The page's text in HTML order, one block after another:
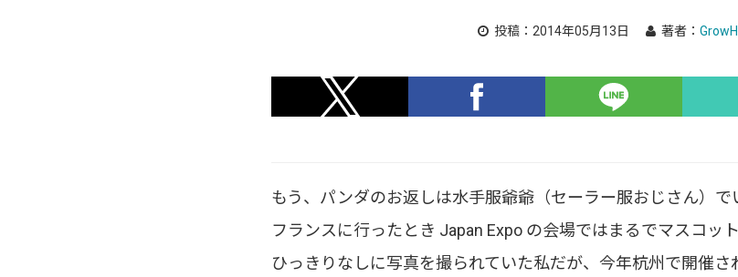
投稿： 2014年05月13日 著者：
もう、パンダのお返しは水手服爺爺（セーラー服おじさん）
フランスに行ったとき Japan Expo の会場ではまるでマスコッ
ひっきりなしに写真を撮られていた私だが、今年杭州で開催さ